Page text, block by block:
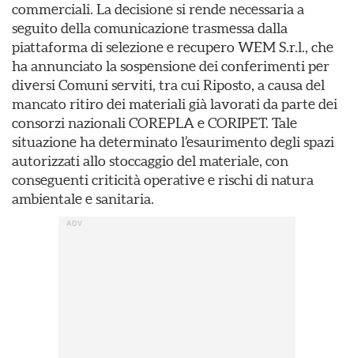
commerciali. La decisione si rende necessaria a
seguito della comunicazione trasmessa dalla
piattaforma di selezione e recupero WEM S.r.l., che
ha annunciato la sospensione dei conferimenti per
diversi Comuni serviti, tra cui Riposto, a causa del
mancato ritiro dei materiali già lavorati da parte dei
consorzi nazionali COREPLA e CORIPET. Tale
situazione ha determinato l’esaurimento degli spazi
autorizzati allo stoccaggio del materiale, con
conseguenti criticità operative e rischi di natura
ambientale e sanitaria.